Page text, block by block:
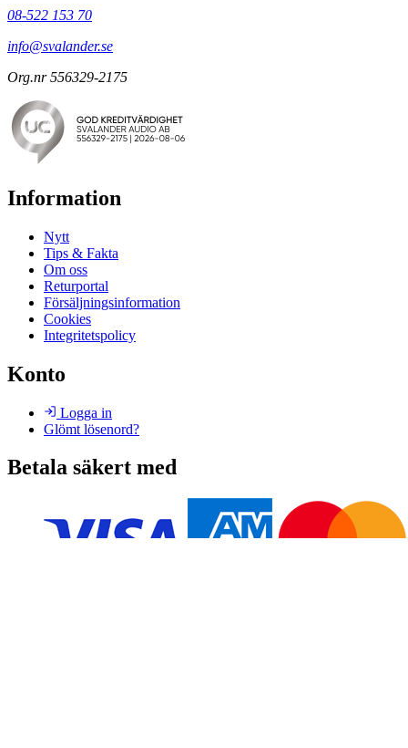
08-522 153 70
info@svalander.se
Org.nr 556329-2175
Information
Nytt
Tips & Fakta
Om oss
Returportal
Försäljningsinformation
Cookies
Integritetspolicy
Konto
Logga in
Glömt lösenord?
Betala säkert med